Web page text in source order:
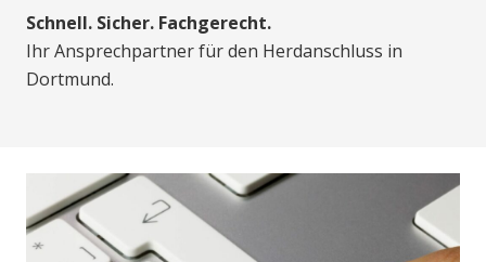
Schnell. Sicher. Fachgerecht.
Ihr Ansprechpartner für den Herdanschluss in
Dortmund.